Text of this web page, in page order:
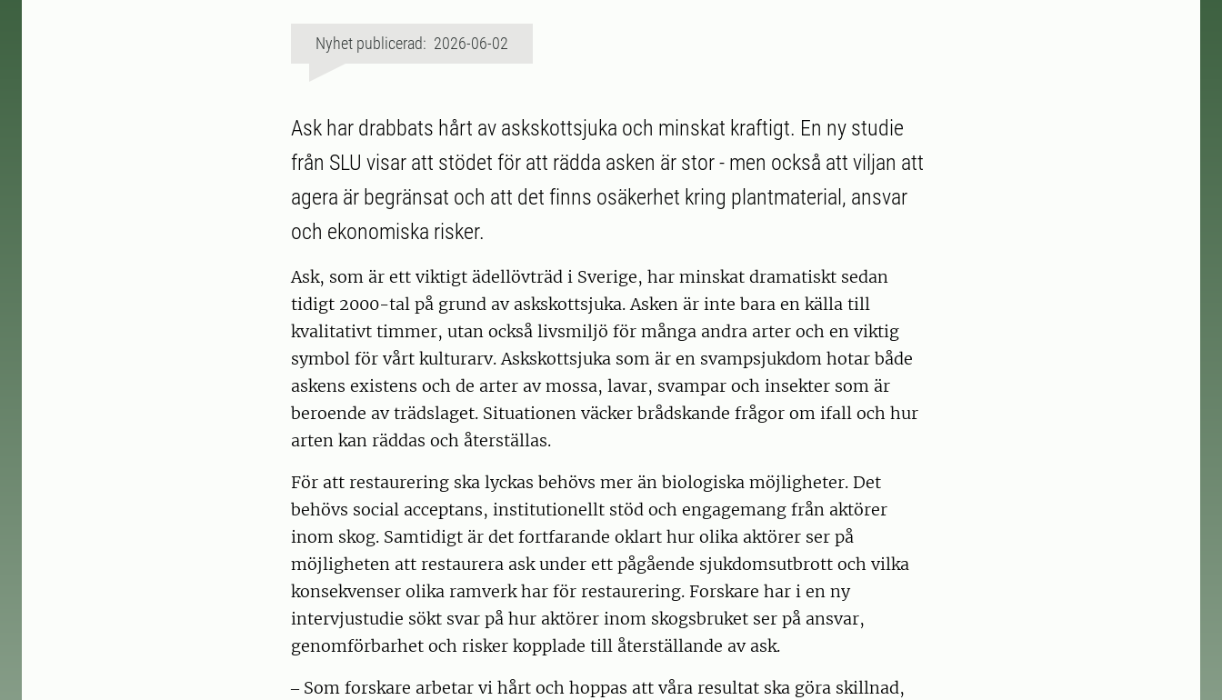
Nyhet publicerad: 2026-06-02
Ask har drabbats hårt av askskottsjuka och minskat kraftigt. En ny studie
från SLU visar att stödet för att rädda asken är stor - men också att viljan att
agera är begränsat och att det finns osäkerhet kring plantmaterial, ansvar
och ekonomiska risker.
Ask, som är ett viktigt ädellövträd i Sverige, har minskat dramatiskt sedan
tidigt 2000-tal på grund av askskottsjuka. Asken är inte bara en källa till
kvalitativt timmer, utan också livsmiljö för många andra arter och en viktig
symbol för vårt kulturarv. Askskottsjuka som är en svampsjukdom hotar både
askens existens och de arter av mossa, lavar, svampar och insekter som är
beroende av trädslaget. Situationen väcker brådskande frågor om ifall och hur
arten kan räddas och återställas.
För att restaurering ska lyckas behövs mer än biologiska möjligheter. Det
behövs social acceptans, institutionellt stöd och engagemang från aktörer
inom skog. Samtidigt är det fortfarande oklart hur olika aktörer ser på
möjligheten att restaurera ask under ett pågående sjukdomsutbrott och vilka
konsekvenser olika ramverk har för restaurering. Forskare har i en ny
intervjustudie sökt svar på hur aktörer inom skogsbruket ser på ansvar,
genomförbarhet och risker kopplade till återställande av ask.
‒ Som forskare arbetar vi hårt och hoppas att våra resultat ska göra skillnad,